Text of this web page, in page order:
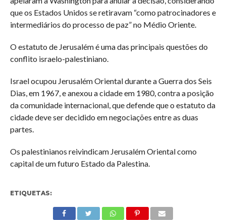
que os Estados Unidos se retiravam “como patrocinadores e
intermediários do processo de paz” no Médio Oriente.
O estatuto de Jerusalém é uma das principais questões do
conflito israelo-palestiniano.
Israel ocupou Jerusalém Oriental durante a Guerra dos Seis
Dias, em 1967, e anexou a cidade em 1980, contra a posição
da comunidade internacional, que defende que o estatuto da
cidade deve ser decidido em negociações entre as duas
partes.
Os palestinianos reivindicam Jerusalém Oriental como
capital de um futuro Estado da Palestina.
ETIQUETAS: